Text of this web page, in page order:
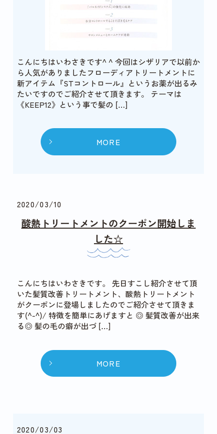
こんにちはいわさきです^ ^ 今回はシザリアで以前か
ら人気がありましたフローディアトリートメントに
新アイテム『STコントロール』というお薬が出るみ
たいですのでご紹介させて頂きます。 テーマは
《KEEP12》という事で髪の […]
MORE
2020/03/10
酸熱トリートメントのクーポン開始しま
した☆
こんにちはいわさきです。 先日すこし紹介させて頂
いた髪質改善トリートメント、酸熱トリートメント
がクーポンに登場しましたのでご紹介させて頂きま
す(^-^)/ 特徴を簡単にあげますと ◎ 髪質改善が出来
る◎ 髪の毛の癖が出づ […]
MORE
2020/03/03